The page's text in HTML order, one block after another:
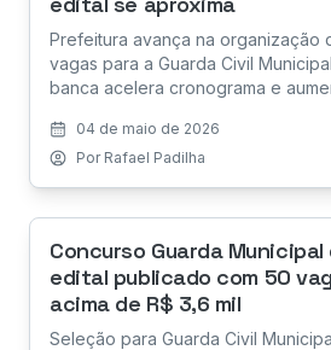
Prefeitura avança na organização
vagas para a Guarda Civil
banca acelera cronograma e
04 de maio de 2026
Por Rafael Padilha
Concurso Guarda
edital publicado com 50
acima de R$ 3,6 mil
Seleção para Guarda Civil